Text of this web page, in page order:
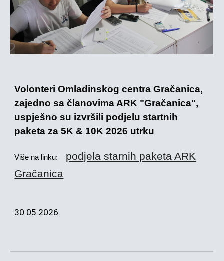
Volonteri Omladinskog centra Gračanica,
zajedno sa članovima ARK "Gračanica",
uspješno su izvršili podjelu startnih
paketa za 5K & 10K 2026 utrku
Više na linku:
podjela starnih paketa ARK
Gračanica
30.05.2026.